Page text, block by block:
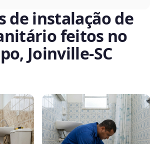
de instalação de
feitos no
Joinville‑SC